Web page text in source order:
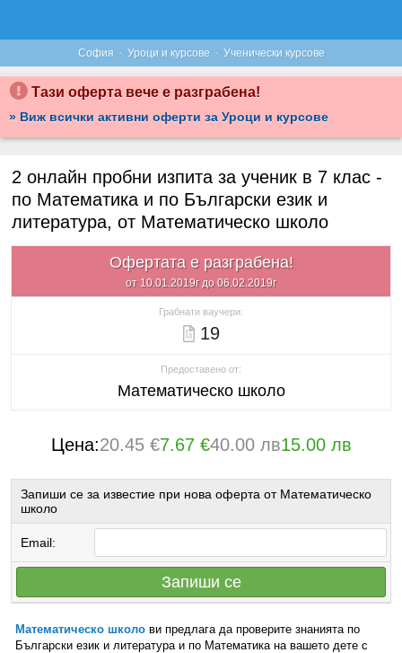
София · Уроци и курсове · Ученически курсове
Тази оферта вече е разграбена!
» Виж всички активни оферти за Уроци и курсове
2 онлайн пробни изпита за ученик в 7 клас -
по Математика и по Български език и
литература, от Математическо школо
Офертата е разграбена!
от 10.01.2019г до 06.02.2019г
Грабнати ваучери:
19
Предоставено от:
Математическо школо
Цена:20.45 €7.67 €40.00 лв15.00 лв
Запиши се за известие при нова оферта от Математическо
школо
Email:
Запиши се
Математическо школо ви предлага да проверите знанията по
Български език и литература и по Математика на вашето дете с